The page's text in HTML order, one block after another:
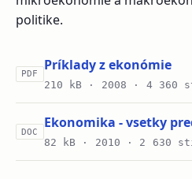
politike.
PDF
Príklady z ekonómie
210 kB · 2008 · 4 360
DOC
Ekonomika - vsetky
82 kB · 2010 · 2 630